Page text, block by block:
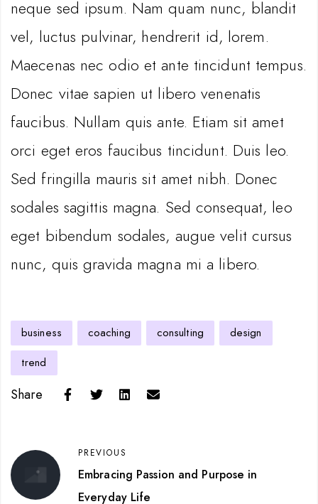
neque sed ipsum. Nam quam nunc, blandit
vel, luctus pulvinar, hendrerit id, lorem.
Maecenas nec odio et ante tincidunt tempus.
Donec vitae sapien ut libero venenatis
faucibus. Nullam quis ante. Etiam sit amet
orci eget eros faucibus tincidunt. Duis leo.
Sed fringilla mauris sit amet nibh. Donec
sodales sagittis magna. Sed consequat, leo
eget bibendum sodales, augue velit cursus
nunc, quis gravida magna mi a libero.
business coaching consulting
design
trend
Share
PREVIOUS
Embracing Passion and Purpose in
Everyday Life